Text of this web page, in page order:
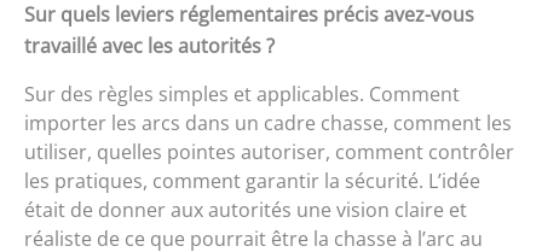
Sur quels leviers réglementaires précis avez-vous
travaillé avec les autorités ?
Sur des règles simples et applicables. Comment
importer les arcs dans un cadre chasse, comment les
utiliser, quelles pointes autoriser, comment contrôler
les pratiques, comment garantir la sécurité. L’idée
était de donner aux autorités une vision claire et
réaliste de ce que pourrait être la chasse à l’arc au